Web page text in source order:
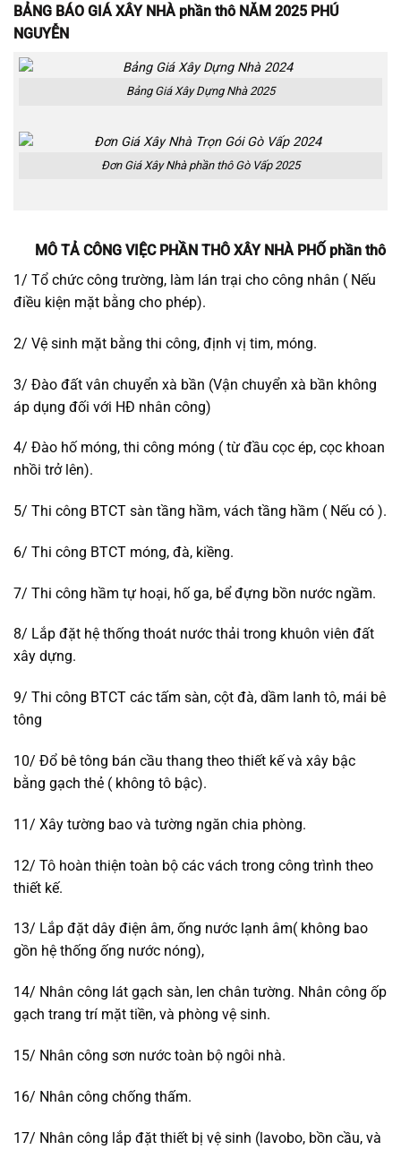
BẢNG BÁO GIÁ XÂY NHÀ phần thô NĂM 2025 PHÚ
NGUYỄN
Bảng Giá Xây Dựng Nhà 2025
Đơn Giá Xây Nhà phần thô Gò Vấp 2025
MÔ TẢ CÔNG VIỆC PHẦN THÔ XÂY NHÀ PHỐ phần thô
1/ Tổ chức công trường, làm lán trại cho công nhân ( Nếu
điều kiện mặt bằng cho phép).
2/ Vệ sinh mặt bằng thi công, định vị tim, móng.
3/ Đào đất vân chuyển xà bần (Vận chuyển xà bần không
áp dụng đối với HĐ nhân công)
4/ Đào hố móng, thi công móng ( từ đầu cọc ép, cọc khoan
nhồi trở lên).
5/ Thi công BTCT sàn tầng hầm, vách tầng hầm ( Nếu có ).
6/ Thi công BTCT móng, đà, kiềng.
7/ Thi công hầm tự hoại, hố ga, bể đựng bồn nước ngầm.
8/ Lắp đặt hệ thống thoát nước thải trong khuôn viên đất
xây dựng.
9/ Thi công BTCT các tấm sàn, cột đà, dầm lanh tô, mái bê
tông
10/ Đổ bê tông bán cầu thang theo thiết kế và xây bậc
bằng gạch thẻ ( không tô bậc).
11/ Xây tường bao và tường ngăn chia phòng.
12/ Tô hoàn thiện toàn bộ các vách trong công trình theo
thiết kế.
13/ Lắp đặt dây điện âm, ống nước lạnh âm( không bao
gồn hệ thống ống nước nóng),
14/ Nhân công lát gạch sàn, len chân tường. Nhân công ốp
gạch trang trí mặt tiền, và phòng vệ sinh.
15/ Nhân công sơn nước toàn bộ ngôi nhà.
16/ Nhân công chống thấm.
17/ Nhân công lắp đặt thiết bị vệ sinh (lavobo, bồn cầu, và